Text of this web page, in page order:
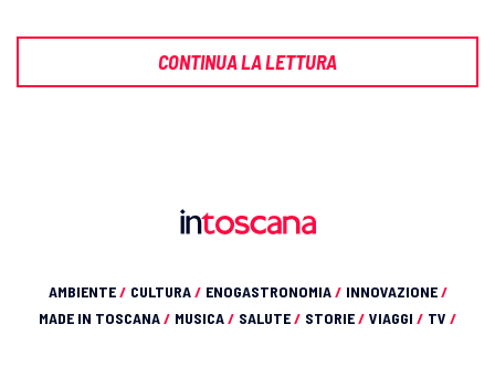
CONTINUA LA LETTURA
AMBIENTE/ CULTURA/ ENOGASTRONOMIA/ INNOVAZIONE/
MADE IN TOSCANA/ MUSICA/ SALUTE/ STORIE/ VIAGGI / TV /